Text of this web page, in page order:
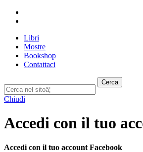
Libri
Mostre
Bookshop
Contattaci
Cerca
Chiudi
Accedi con il tuo
Accedi con il tuo account Facebook